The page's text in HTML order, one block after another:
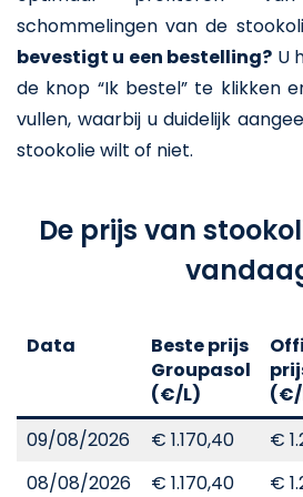
schommelingen van de
bevestigt u een bestelling? U
de knop “Ik bestel” te klikken
vullen, waarbij u duidelijk
stookolie wilt of niet.
De prijs van
Data
Beste prijs
Groupasol
(€/L)
(€/
09/08/2026
€ 1.170,40 €
08/08/2026
€ 1.170,40 €